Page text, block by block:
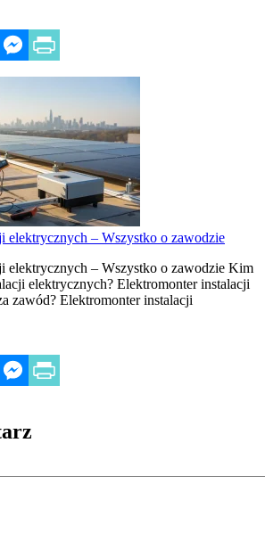
elektrycznych – Wszystko o zawodzie
elektrycznych – Wszystko o zawodzie Kim
elektrycznych? Elektromonter instalacji
zawód? Elektromonter instalacji